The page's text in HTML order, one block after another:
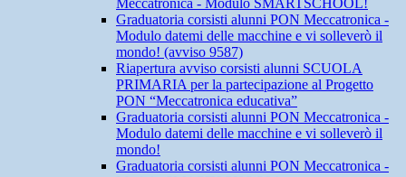
Meccatronica - Modulo SMARTSCHOOL!
Graduatoria corsisti alunni PON Meccatronica -
Modulo datemi delle macchine e vi solleverò il
mondo! (avviso 9587)
Riapertura avviso corsisti alunni SCUOLA
PRIMARIA per la partecipazione al Progetto
PON “Meccatronica educativa”
Graduatoria corsisti alunni PON Meccatronica -
Modulo datemi delle macchine e vi solleverò il
mondo!
Graduatoria corsisti alunni PON Meccatronica -